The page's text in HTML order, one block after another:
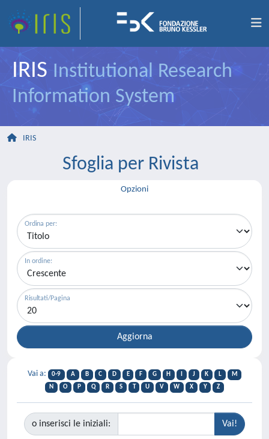
IRIS Institutional Research
Information System
IRIS
Sfoglia per Rivista
Opzioni
Ordina per:
In ordine:
Risultati/Pagina
Vai a: 0-9 A B C D E F G H J K L
M
N
O P Q R S T U V W X Y Z
o inserisci le iniziali: